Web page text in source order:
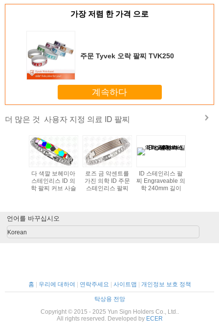
manual adjustment is smooth, and finding that
sweet spot makes all the difference. No more eye
taking the time to set it up properly!""The Pico 4's
visual clarity is fantastic once you dial in the IPD
correctly. The manual adjustment is smooth, and
finding that sweet spot makes all the difference.
No more eye strain during long sessions. Highly
recommend taking the time to set it up
once you dial in the IPD correctly. The manual
makes all the difference. No more eye strain
during long sessions. Highly r
가장 저렴 한 가격 으로
주문 Tyvek 오락 팔찌 TVK250
계속하다
더 많은 것 사용자 지정 의료 ID 팔찌
다 색깔 보헤미아
스테인리스 ID 의
학 팔찌 커브 사슬
로즈 금 악센트를
가진 의학 ID 주문
스테인리스 팔찌
ID 스테인리스 팔
찌 Engraveable 의
학 240mm 길이
언어를 바꾸십시오
Korean
홈 우리에 대하여 연락주세요 사이트맵 개인정보 보호 정책
탁상용 전망
Copyright © 2015 - 2025 Yun Sign Holders Co., Ltd..
All rights reserved. Developed by ECER